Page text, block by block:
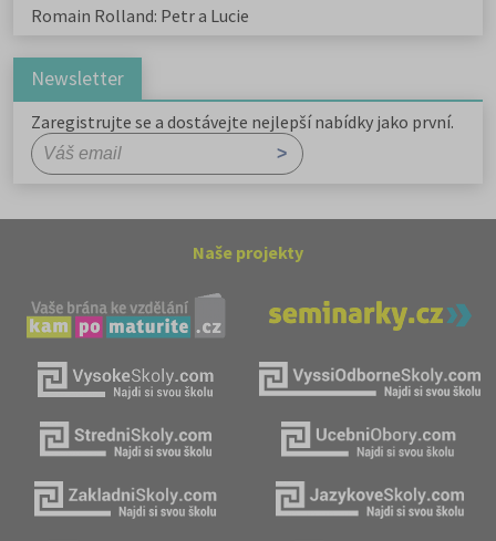
Romain Rolland: Petr a Lucie
Newsletter
Zaregistrujte se a dostávejte nejlepší nabídky jako první.
Naše projekty